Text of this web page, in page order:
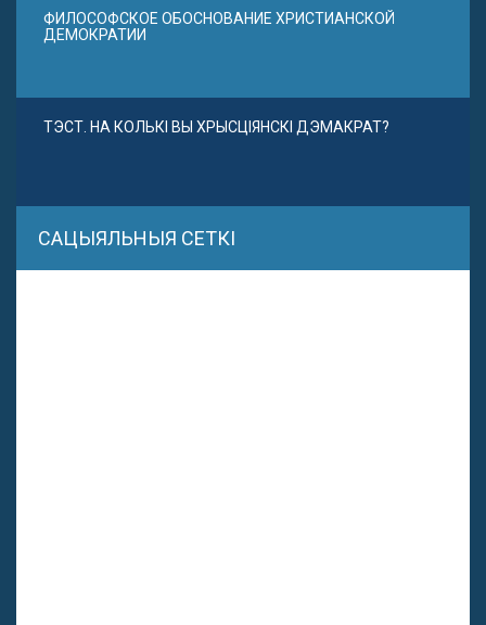
ФИЛОСОФСКОЕ ОБОСНОВАНИЕ ХРИСТИАНСКОЙ
ДЕМОКРАТИИ
ТЭСТ. НА КОЛЬКІ ВЫ ХРЫСЦІЯНСКІ ДЭМАКРАТ?
САЦЫЯЛЬНЫЯ СЕТКІ